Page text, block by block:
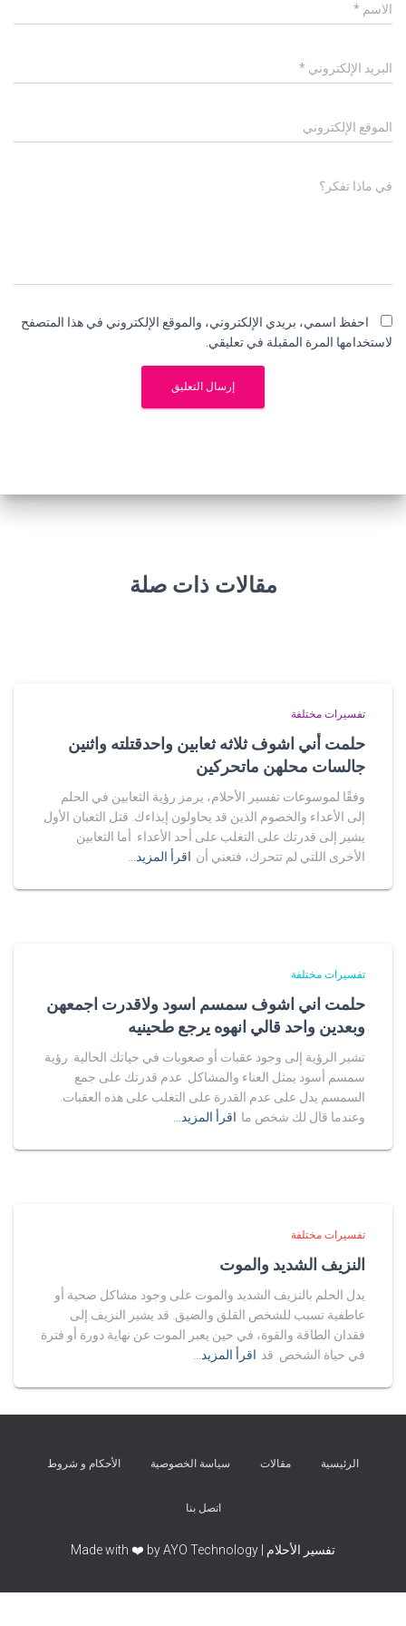
الاسم *
البريد الإلكتروني *
الموقع الإلكتروني
في ماذا تفكر؟
احفظ اسمي، بريدي الإلكتروني، والموقع الإلكتروني في هذا المتصفح
لاستخدامها المرة المقبلة في تعليقي.
مقالات ذات صلة
تفسيرات مختلفة
حلمت أني اشوف ثلاثه ثعابين واحدقتلته واثنين
جالسات محلهن ماتحركين
وفقًا لموسوعات تفسير الأحلام، يرمز رؤية الثعابين في الحلم
إلى الأعداء والخصوم الذين قد يحاولون إيذاءك. قتل الثعبان الأول
يشير إلى قدرتك على التغلب على أحد الأعداء. أما الثعابين
الأخرى اللتي لم تتحرك، فتعني أن اقرأ المزيد…
تفسيرات مختلفة
حلمت اني اشوف سمسم اسود ولاقدرت اجمعهن
وبعدين واحد قالي انهوه يرجع طحينيه
تشير الرؤية إلى وجود عقبات أو صعوبات في حياتك الحالية. رؤية
سمسم أسود يمثل العناء والمشاكل. عدم قدرتك على جمع
السمسم يدل على عدم القدرة على التغلب على هذه العقبات.
وعندما قال لك شخص ما اقرأ المزيد…
تفسيرات مختلفة
النزيف الشديد والموت
يدل الحلم بالنزيف الشديد والموت على وجود مشاكل صحية أو
عاطفية تسبب للشخص القلق والضيق. قد يشير النزيف إلى
فقدان الطاقة والقوة، في حين يعبر الموت عن نهاية دورة أو فترة
في حياة الشخص. قد اقرأ المزيد…
الرئيسية مقالات سياسة الخصوصية الأحكام و شروط
اتصل بنا
تفسير الأحلام | Made with ❤️ by AYO Technology